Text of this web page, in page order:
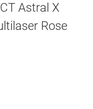
Astral X
Rose